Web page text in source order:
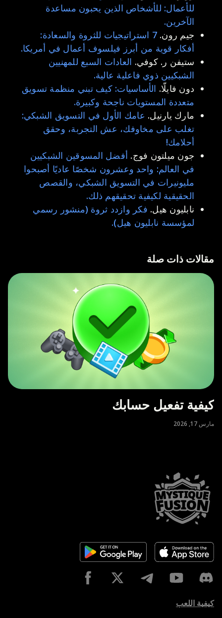
للأعمال: للأشخاص الذين يحبون مساعدة
الآخرين.
جيم رون.
7 استراتيجيات للثروة والسعادة:
أفكار قوية من أبرز فيلسوف أعمال في أمريكا.
ستيفن ر. كوفي. العادات السبع للمهنيين
الشبكيين ذوي فاعلية عالية.
دون فايلّا. الأساسيات: كيف تبني منظمة تسويق
متعددة المستويات ناجحة وكبيرة.
مارك يارنيل. عامك الأول في التسويق الشبكي:
تغلب على مخاوفك، عش التجربة، وحقق
أحلامك!
جون ميلتون فوج. أفضل المسوقين الشبكيين
في العالم: واحد وعشرون شخصًا عاديًا أصبحوا
مليونيرات في التسويق الشبكي، والقصص
الحقيقية لكيفية تحقيقهم ذلك.
نابليون هيل. فكر وازدد ثروة (منشور رسمي
لمؤسسة نابليون هيل).
مقالات ذات صلة
كيفية تفعيل حسابك
مارس 17, 2026
كيفية اللعب